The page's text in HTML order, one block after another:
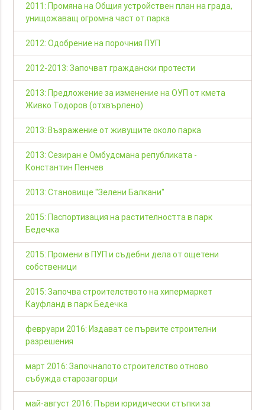
2011: Промяна на Общия устройствен план на града,
унищожаващ огромна част от парка
2012: Одобрение на порочния ПУП
2012-2013: Започват граждански протести
2013: Предложение за изменение на ОУП от кмета
Живко Тодоров (отхвърлено)
2013: Възражение от живущите около парка
2013: Сезиран е Омбудсмана републиката -
Константин Пенчев
2013: Становище "Зелени Балкани"
2015: Паспортизация на растителността в парк
Бедечка
2015: Промени в ПУП и съдебни дела от ощетени
собственици
2015: Започва строителството на хипермаркет
Кауфланд в парк Бедечка
февруари 2016: Издават се първите строителни
разрешения
март 2016: Започналото строителство отново
събужда старозагорци
май-август 2016: Първи юридически стъпки за